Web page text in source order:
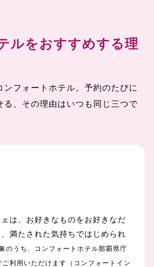
ルをおすすめする理
フォートホテル。予約のたびに
る、その理由はいつも同じ三つで
は、お好きなものをお好きなだ
満たされた気持ちではじめられ
のうち、コンフォートホテル那覇県庁
利用いただけます（コンフォートイン